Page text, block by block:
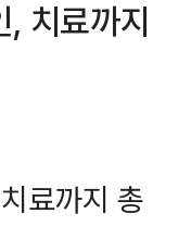
치료까지
료까지 총